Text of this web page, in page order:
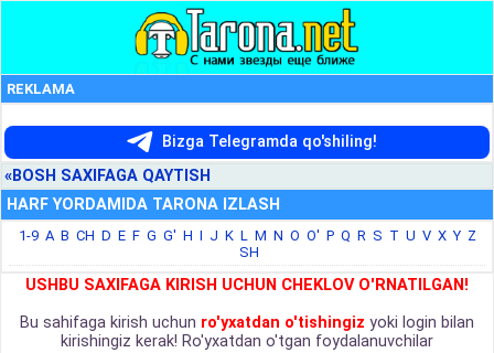
REKLAMA
Bizga Telegramda qo'shiling!
«BOSH SAXIFAGA QAYTISH
HARF YORDAMIDA TARONA IZLASH
1-9 A B CH D E F G G' H I J K L M N O O' P Q R S T U V X Y Z
SH
USHBU SAXIFAGA KIRISH UCHUN CHEKLOV O'RNATILGAN!
Bu sahifaga kirish uchun ro'yxatdan o'tishingiz yoki login bilan
kirishingiz kerak! Ro'yxatdan o'tgan foydalanuvchilar